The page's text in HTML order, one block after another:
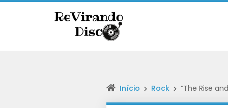
Início Rock “The Rise